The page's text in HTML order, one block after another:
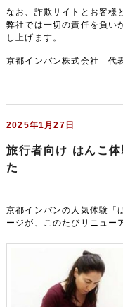
なお、詐欺サイトとお客様
弊社では一切の責任を負い
し上げます。
京都インバン株式会社 代
2025年1月27日
旅行者向け はんこ
た
京都インバンの人気体験「
ージが、このたびリニュー